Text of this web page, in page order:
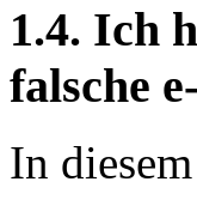
1.4. Ich
falsche
In